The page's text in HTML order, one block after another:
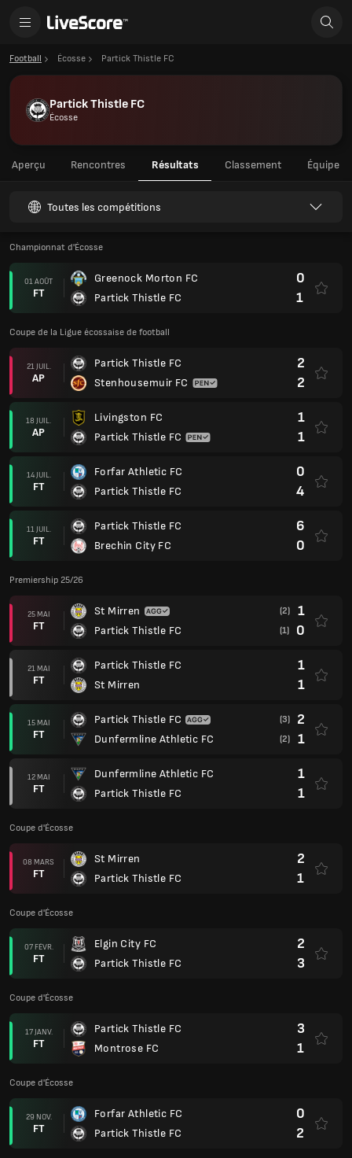
Football Écosse Partick Thistle FC
Partick Thistle FC
Écosse
Aperçu Rencontres Résultats Classement Équipe
Toutes les compétitions
Championnat d'Écosse
01 AOÛT
FT
Greenock Morton FC
Partick Thistle FC
0
1
Coupe de la Ligue écossaise de football
21 JUIL.
AP
Partick Thistle FC
Stenhousemuir FC
2
2
18 JUIL.
AP
Livingston FC
Partick Thistle FC
1
1
14 JUIL.
FT
Forfar Athletic FC
Partick Thistle FC
0
4
11 JUIL.
FT
Partick Thistle FC
Brechin City FC
6
0
Premiership 25/26
25 MAI
FT
St Mirren
Partick Thistle FC
(2) 1
(1) 0
21 MAI
FT
Partick Thistle FC
St Mirren
1
1
15 MAI
FT
Partick Thistle FC
Dunfermline Athletic FC
(3) 2
(2) 1
12 MAI
FT
Dunfermline Athletic FC
Partick Thistle FC
1
1
Coupe d'Écosse
08 MARS
FT
St Mirren
Partick Thistle FC
2
1
Coupe d'Écosse
07 FÉVR.
FT
Elgin City FC
Partick Thistle FC
2
3
Coupe d'Écosse
17 JANV.
FT
Partick Thistle FC
Montrose FC
3
1
Coupe d'Écosse
29 NOV.
FT
Forfar Athletic FC
Partick Thistle FC
0
2